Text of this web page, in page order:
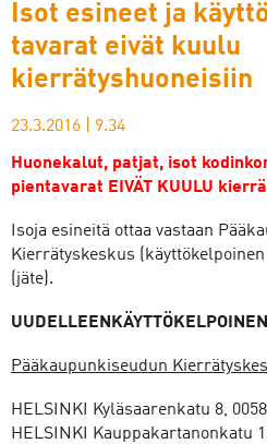
Isot esineet ja
tavarat eivät kuulu
kierrätyshuoneisiin
23.3.2016 9.34
Huonekalut, patjat, isot
pientavarat EIVÄT KUULU
Isoja esineitä ottaa vastaan
Kierrätyskeskus
(jäte).
Pääkaupunkiseudun
HELSINKI Kyläsaarenkatu 8,
HELSINKI Kauppakartanonkatu